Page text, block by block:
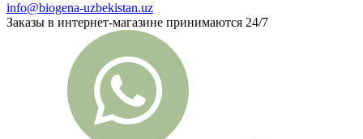
info@biogena-uzbekistan.uz
Заказы в интернет-магазине принимаются 24/7